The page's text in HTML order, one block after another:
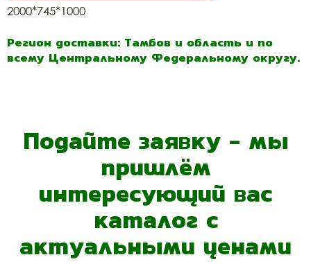
2000*745*1000
Регион доставки: Тамбов и область и по
всему Центральному Федеральному округу.
Подайте заявку - мы
пришлём
интересующий вас
каталог с
актуальными ценами